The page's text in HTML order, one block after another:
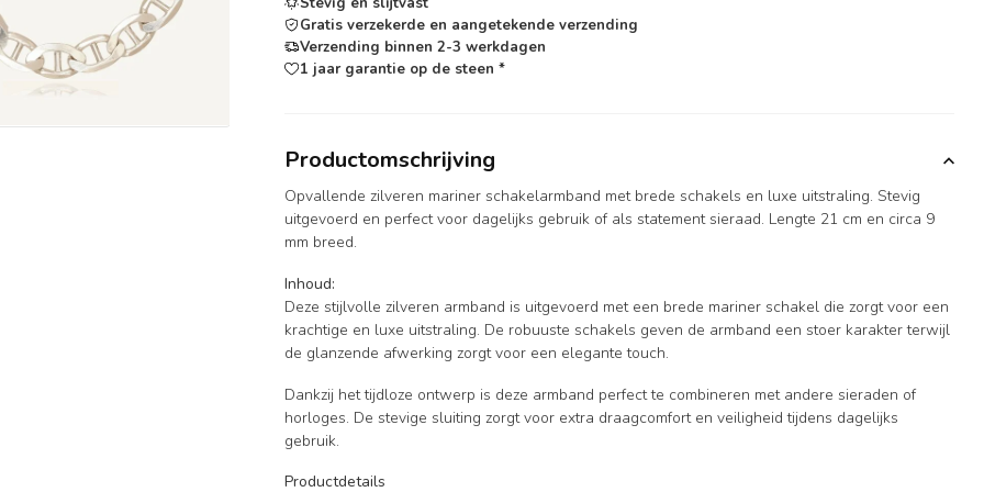
Gratis verzekerde en aangetekende verzending
Verzending binnen 2-3 werkdagen
1 jaar garantie op de steen *
Productomschrijving
Opvallende zilveren mariner schakelarmband met brede schakels en luxe uitstraling. Stevig
uitgevoerd en perfect voor dagelijks gebruik of als statement sieraad. Lengte 21 cm en circa 9
mm breed.
Inhoud:
Deze stijlvolle zilveren armband is uitgevoerd met een brede mariner schakel die zorgt voor een
krachtige en luxe uitstraling. De robuuste schakels geven de armband een stoer karakter terwijl
de glanzende afwerking zorgt voor een elegante touch.
Dankzij het tijdloze ontwerp is deze armband perfect te combineren met andere sieraden of
horloges. De stevige sluiting zorgt voor extra draagcomfort en veiligheid tijdens dagelijks
gebruik.
Productdetails